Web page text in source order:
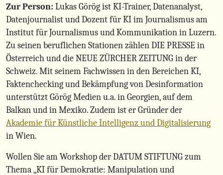
Zur Person: Lukas Görög ist KI-Trainer, Datenanalyst,
Datenjournalist und Dozent für KI im Journalismus am
Institut für Journalismus und Kommunikation in Luzern.
Zu seinen beruflichen Stationen zählen DIE PRESSE in
Österreich und die NEUE ZÜRCHER ZEITUNG in der
Schweiz. Mit seinem Fachwissen in den Bereichen KI,
Faktenchecking und Bekämpfung von Desinformation
unterstützt Görög Medien u.a. in Georgien, auf dem
Balkan und in Mexiko. Zudem ist er Gründer der
Akademie für Künstliche Intelligenz und Digitalisierung
in Wien.
Wollen Sie am Workshop der DATUM STIFTUNG zum
Thema „KI für Demokratie: Manipulation und